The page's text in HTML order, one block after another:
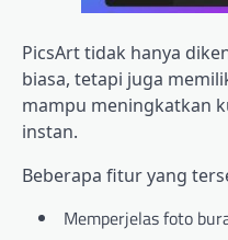
PicsArt tidak hanya
biasa, tetapi juga
mampu meningkatkan
instan.
Beberapa fitur yang
Memperjelas foto